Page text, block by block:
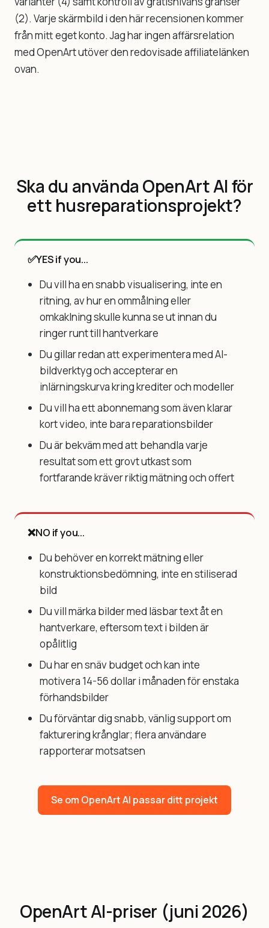
(2). Varje skärmbild i den här recensionen kommer
från mitt eget konto. Jag har ingen affärsrelation
med OpenArt utöver den redovisade affiliatelänken
ovan.
Ska du använda OpenArt AI för
ett husreparationsprojekt?
✅YES if you...
Du vill ha en snabb visualisering, inte en
ritning, av hur en ommålning eller
omkaklning skulle kunna se ut innan du
ringer runt till hantverkare
Du gillar redan att experimentera med AI-
bildverktyg och accepterar en
inlärningskurva kring krediter och modeller
Du vill ha ett abonnemang som även klarar
kort video, inte bara reparationsbilder
Du är bekväm med att behandla varje
resultat som ett grovt utkast som
fortfarande kräver riktig mätning och offert
❌NO if you...
Du behöver en korrekt mätning eller
konstruktionsbedömning, inte en stiliserad
bild
Du vill märka bilder med läsbar text åt en
hantverkare, eftersom text i bilden är
opålitlig
Du har en snäv budget och kan inte
motivera 14-56 dollar i månaden för enstaka
förhandsbilder
Du förväntar dig snabb, vänlig support om
fakturering krånglar; flera användare
rapporterar motsatsen
Se om OpenArt AI passar ditt projekt
OpenArt AI-priser (juni 2026)